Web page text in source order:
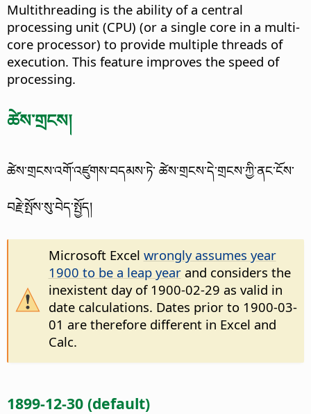
Multithreading is the ability of a central
processing unit (CPU) (or a single core in a multi-
core processor) to provide multiple threads of
execution. This feature improves the speed of
processing.
ཚེས་གྲངས།
ཚེས་གྲངས་འགོ་འཛུགས་བདམས་ཏེ་ ཚེས་གྲངས་དེ་གྲངས་ཀྱི་ནང་ངོས་
བརྗེ་སྤོས་སུ་བེད་སྤྱོད།
Microsoft Excel wrongly assumes year
1900 to be a leap yearand considers the
inexistent day of 1900-02-29 as valid in
date calculations. Dates prior to 1900-03-
01 are therefore different in Excel and
Calc.
1899-12-30 (default)